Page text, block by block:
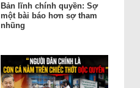
Bản lĩnh chính quyền: Sợ
một bài báo hơn sợ tham
nhũng